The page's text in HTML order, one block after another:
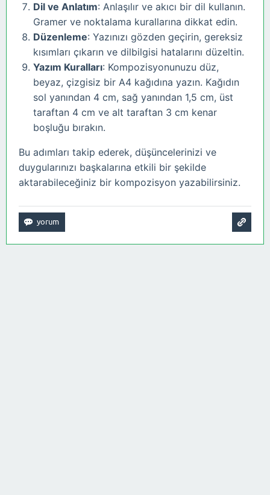
Dil ve Anlatım: Anlaşılır ve akıcı bir dil kullanın.
Gramer ve noktalama kurallarına dikkat edin.
Düzenleme: Yazınızı gözden geçirin, gereksiz
kısımları çıkarın ve dilbilgisi hatalarını düzeltin.
Yazım Kuralları: Kompozisyonunuzu düz,
beyaz, çizgisiz bir A4 kağıdına yazın. Kağıdın
sol yanından 4 cm, sağ yanından 1,5 cm, üst
taraftan 4 cm ve alt taraftan 3 cm kenar
boşluğu bırakın.
Bu adımları takip ederek, düşüncelerinizi ve
duygularınızı başkalarına etkili bir şekilde
aktarabileceğiniz bir kompozisyon yazabilirsiniz.